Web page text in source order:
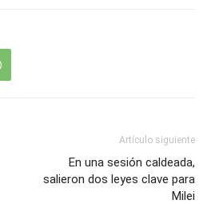
Artículo siguiente
En una sesión caldeada,
salieron dos leyes clave para
Milei